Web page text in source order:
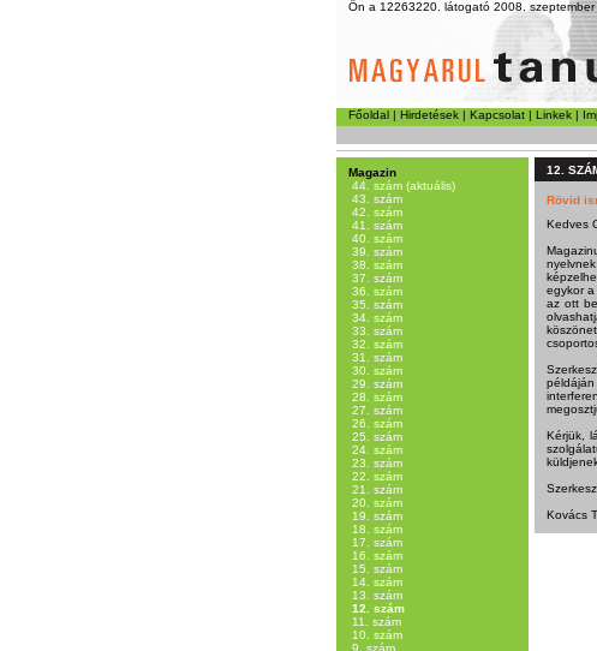
Ön a 12263220. látogató 2008. szeptember
Főoldal| Hirdetések| Kapcsolat| Linkek|
Magazin
44. szám (aktuális)
43. szám
42. szám
41. szám
40. szám
39. szám
38. szám
37. szám
36. szám
35. szám
34. szám
33. szám
32. szám
31. szám
30. szám
29. szám
28. szám
27. szám
26. szám
25. szám
24. szám
23. szám
22. szám
21. szám
20. szám
19. szám
18. szám
17. szám
16. szám
15. szám
14. szám
13. szám
12. szám
11. szám
10. szám
9. szám
12.
Rövid
Kedves
egykor a
az ott
Kérjük,
Kovács